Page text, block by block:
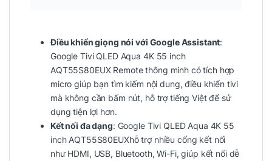
Điều khiển giọng nói với Google Assistant:
Google Tivi QLED Aqua 4K 55 inch
AQT55S80EUX Remote thông minh có tích hợp
micro giúp bạn tìm kiếm nội dung, điều khiển tivi
mà không cần bấm nút, hỗ trợ tiếng Việt để sử
dụng tiện lợi hơn.
Kết nối đa dạng: Google Tivi QLED Aqua 4K 55
inch AQT55S80EUXhỗ trợ nhiều cổng kết nối
như HDMI, USB, Bluetooth, Wi-Fi, giúp kết nối dễ